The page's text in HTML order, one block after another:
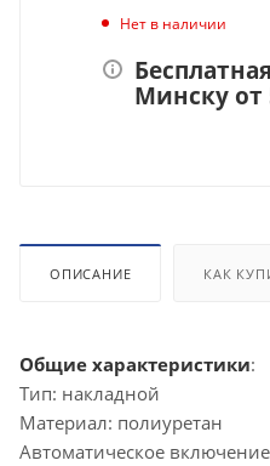
Нет в наличии
Минску от
ОПИСАНИЕ КАК
Общие характеристики:
Тип: накладной
Материал: полиуретан
Автоматическое